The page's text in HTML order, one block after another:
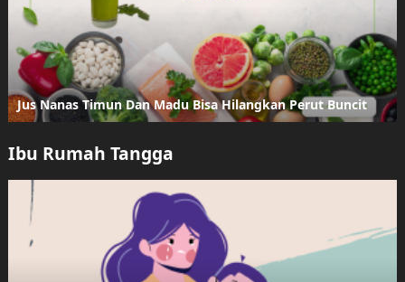
Jus Nanas Timun Dan Madu Bisa Hilangkan Perut Buncit
Ibu Rumah Tangga